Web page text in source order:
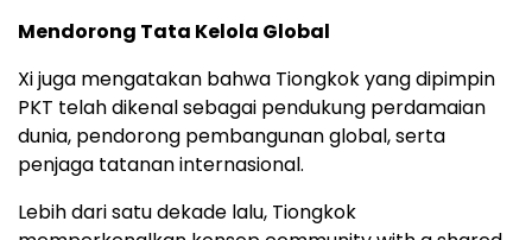
Mendorong Tata Kelola Global
Xi juga mengatakan bahwa Tiongkok yang dipimpin
PKT telah dikenal sebagai pendukung perdamaian
dunia, pendorong pembangunan global, serta
penjaga tatanan internasional.
Lebih dari satu dekade lalu, Tiongkok